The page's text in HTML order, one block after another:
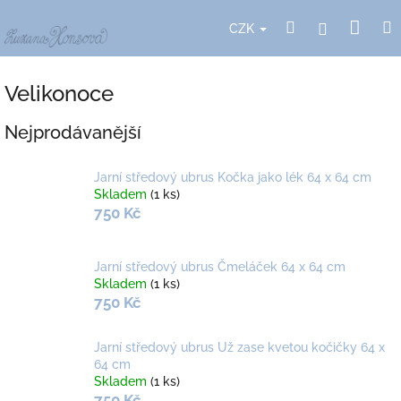
na
obsah
CZK HledatPřihlášení
Velikonoce
Nejprodávanější
Jarní středový ubrus Kočka jako lék 64 x 64 cm
Skladem (1 ks)
750 Kč
Jarní středový ubrus Čmeláček 64 x 64 cm
Skladem (1 ks)
750 Kč
Jarní středový ubrus Už zase kvetou kočičky 64 x
64 cm
Skladem (1 ks)